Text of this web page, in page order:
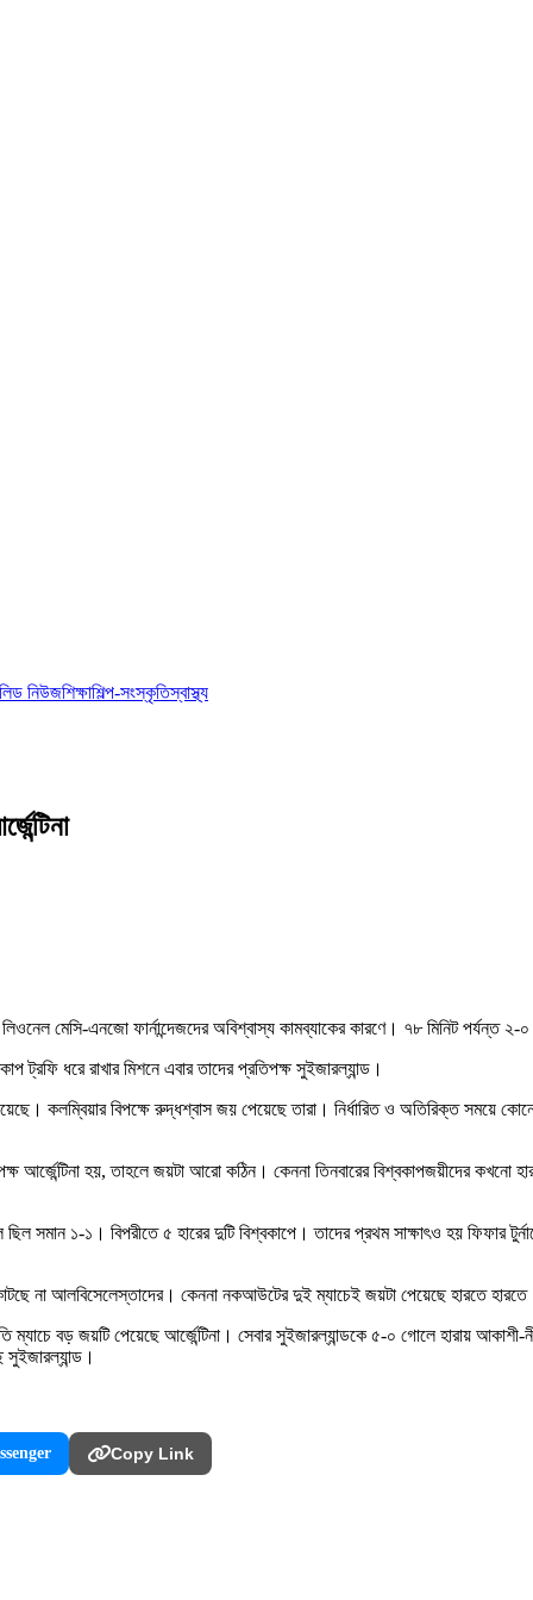
লিড নিউজশিক্ষাশিল্প-সংস্কৃতিস্বাস্থ্য
মেসি-এনজো ফার্নান্দেজদের অবিশ্বাস্য কামব্যাকের কারণে। ৭৮ মিনিট পর্যন্ত
ট্রফি ধরে রাখার মিশনে এবার তাদের প্রতিপক্ষ সুইজারল্যান্ড।
কলম্বিয়ার বিপক্ষে রুদ্ধশ্বাস জয় পেয়েছে তারা। নির্ধারিত ও অতিরিক্ত সময়ে
হয়, তাহলে জয়টা আরো কঠিন। কেননা তিনবারের বিশ্বকাপজয়ীদের কখনো
১-১। বিপরীতে ৫ হারের দুটি বিশ্বকাপে। তাদের প্রথম সাক্ষাৎও হয় ফিফার
না আলবিসেলেস্তাদের। কেননা নকআউটের দুই ম্যাচেই জয়টা পেয়েছে হারতে
বড় জয়টি পেয়েছে আর্জেন্টিনা। সেবার সুইজারল্যান্ডকে ৫-০ গোলে হারায়
সুইজারল্যান্ড।
Copy Link